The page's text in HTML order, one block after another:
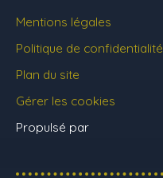
Mentions légales
Politique de confidentialité
Plan du site
Gérer les cookies
Propulsé par